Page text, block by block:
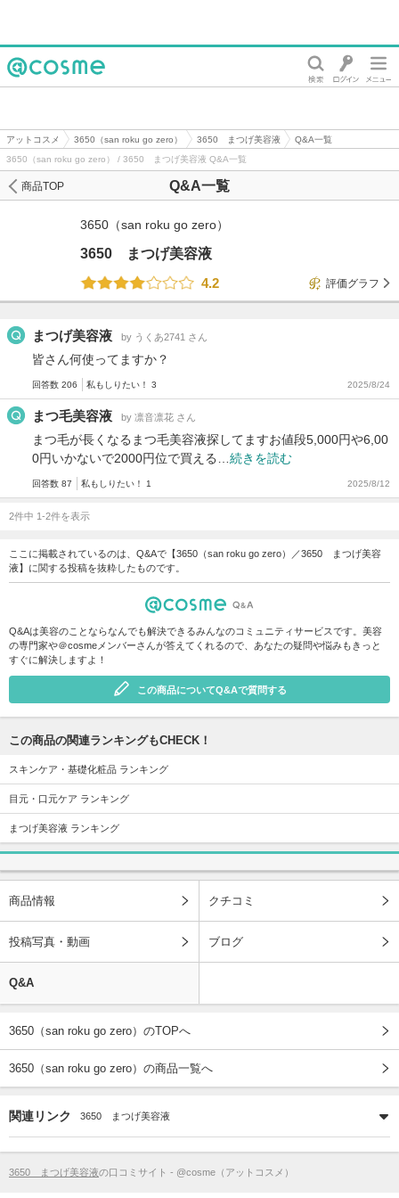
アットコスメ 3650（san roku go zero） 3650 まつげ美容液
Q&A一覧
3650（san roku go zero） / 3650 まつげ美容液 Q&A一覧
Q&A一覧
商品TOP
3650（san roku go zero）
3650 まつげ美容液
4.2
評価グラフ
まつげ美容液 by うくあ2741 さん
皆さん何使ってますか？
回答数 206 私もしりたい！ 3 2025/8/24
まつ毛美容液 by 凛音凛花 さん
まつ毛が長くなるまつ毛美容液探してますお値段5,000円や6,00
0円いかないで2000円位で買える… 続きを読む
回答数 87 私もしりたい！ 1 2025/8/12
2件中 1-2件を表示
ここに掲載されているのは、Q&Aで【3650（san roku go zero）／3650 まつげ美容
液】に関する投稿を抜粋したものです。
Q&Aは美容のことならなんでも解決できるみんなのコミュニティサービスです。美容
の専門家や＠cosmeメンバーさんが答えてくれるので、あなたの疑問や悩みもきっと
すぐに解決しますよ！
この商品についてQ&Aで質問する
この商品の関連ランキングもCHECK！
スキンケア・基礎化粧品 ランキング
目元・口元ケア ランキング
まつげ美容液 ランキング
商品情報 クチコミ
投稿写真・動画 ブログ
Q&A
3650（san roku go zero）のTOPへ
3650（san roku go zero）の商品一覧へ
関連リンク 3650 まつげ美容液
3650 まつげ美容液の口コミサイト - @cosme（アットコスメ）